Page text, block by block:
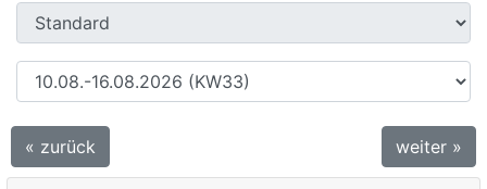
« zurück weiter »